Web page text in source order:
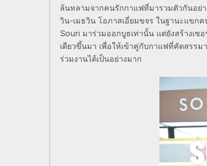
ล้นหลามจากคนรักกาแฟที่มารวมตัวกันอย่า
วิน-เมธวิน โอภาสเอี่ยมขจร ในฐานะแขก
Souri มาร่วมออกบูธเท่านั้น แต่ยังสร้างเซ
เดียวขึ้นมา เพื่อให้เข้าคู่กับกาแฟที่คัดสรรม
ร่วมงานได้เป็นอย่างมาก